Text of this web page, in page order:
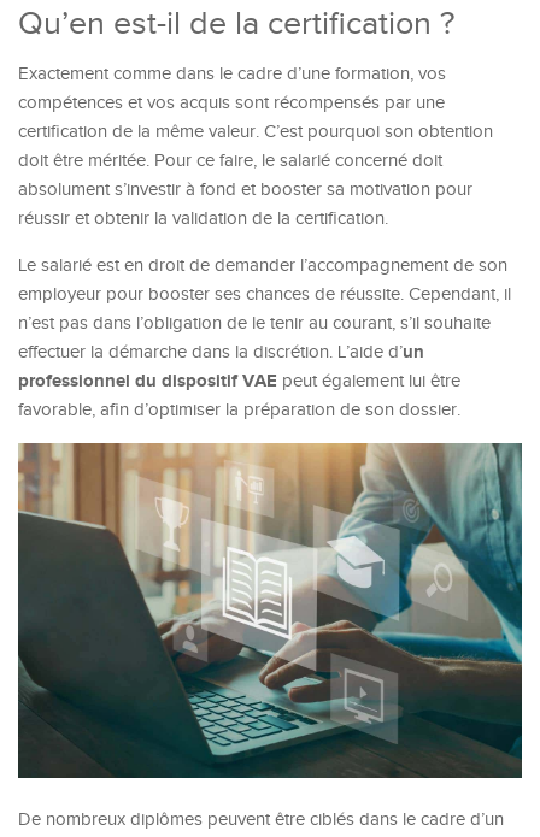
Qu’en est-il de la certification ?
Exactement comme dans le cadre d’une formation, vos
compétences et vos acquis sont récompensés par une
certification de la même valeur. C’est pourquoi son obtention
doit être méritée. Pour ce faire, le salarié concerné doit
absolument s’investir à fond et booster sa motivation pour
réussir et obtenir la validation de la certification.
Le salarié est en droit de demander l’accompagnement de son
employeur pour booster ses chances de réussite. Cependant, il
n’est pas dans l’obligation de le tenir au courant, s’il souhaite
effectuer la démarche dans la discrétion. L’aide d’un
professionnel du dispositif VAE peut également lui être
favorable, afin d’optimiser la préparation de son dossier.
De nombreux diplômes peuvent être ciblés dans le cadre d’un